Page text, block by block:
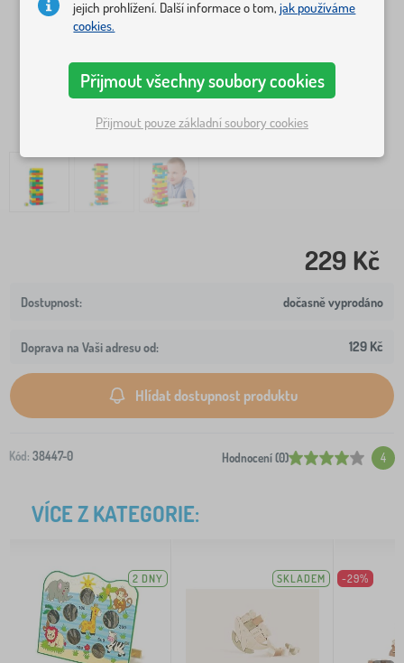
229 Kč
dočasně vyprodáno
Doprava na Vaši adresu od: 129 Kč
Hlídat dostupnost produktu
Kód: 38447-0 Hodnocení (0) 4
VÍCE Z KATEGORIE:
2 DNY SKLADEM -29%
jejich prohlížení. Další informace o tom,jak používáme
cookies.
Přijmout všechny soubory cookies
Přijmout pouze základní soubory cookies